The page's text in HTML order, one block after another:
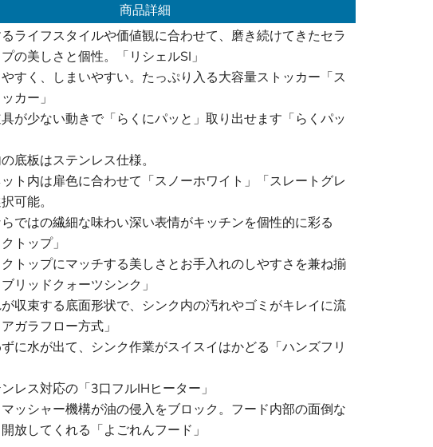
商品詳細
るライフスタイルや価値観に合わせて、磨き続けてきたセラ
の美しさと個性。「リシェルSI」
やすく、しまいやすい。たっぷり入る大容量ストッカー「ス
カー」
具が少ない動きで「らくにパッと」取り出せます「らくパッ
底板はステンレス仕様。
ット内は扉色に合わせて「スノーホワイト」「スレートグレ
可能。
らではの繊細な味わい深い表情がキッチンを個性的に彩る
トップ」
クトップにマッチする美しさとお手入れのしやすさを兼ね揃
リッドクォーツシンク」
が収束する底面形状で、シンク内の汚れやゴミがキレイに流
ガラフロー方式」
ずに水が出て、シンク作業がスイスイはかどる「ハンズフリ
ンレス対応の「3口フルIHヒーター」
マッシャー機構が油の侵入をブロック。フード内部の面倒な
放してくれる「よごれんフード」